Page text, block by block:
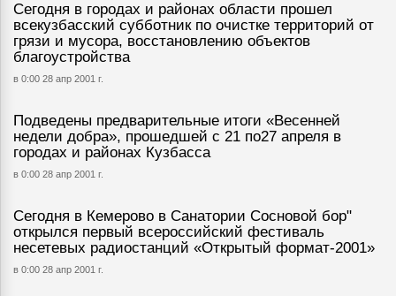
Сегодня в городах и районах области прошел
всекузбасский субботник по очистке территорий от
грязи и мусора, восстановлению объектов
благоустройства
в 0:00 28 апр 2001 г.
Подведены предварительные итоги «Весенней
недели добра», прошедшей с 21 по27 апреля в
городах и районах Кузбасса
в 0:00 28 апр 2001 г.
Сегодня в Кемерово в Санатории Сосновой бор"
открылся первый всероссийский фестиваль
несетевых радиостанций «Открытый формат-2001»
в 0:00 28 апр 2001 г.